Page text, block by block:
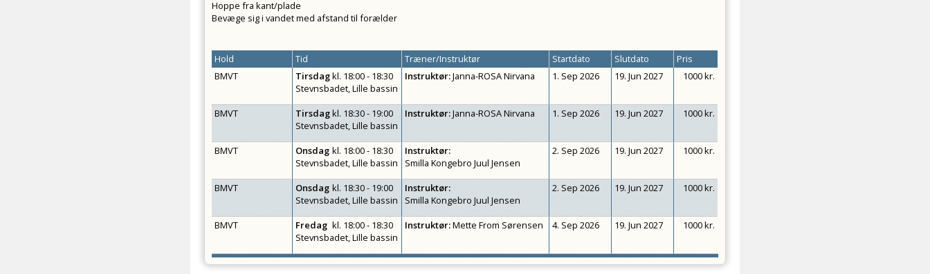
Hoppe fra kant/plade
Bevæge sig i vandet med afstand til forælder
Hold Tid Træner/Instruktør Startdato Slutdato
Pris
BMVT
Tirsdagkl. 18:00 - 18:30
Stevnsbadet, Lille bassin
Instruktør:Janna-ROSA Nirvana 1. Sep 2026 19. Jun 2027 1000 kr.
BMVT Tirsdagkl. 18:30 - 19:00
Stevnsbadet, Lille bassin
Instruktør:Janna-ROSA Nirvana 1. Sep 2026 19. Jun 2027 1000 kr.
BMVT Onsdag kl. 18:00 - 18:30
Stevnsbadet, Lille bassin
Instruktør:
Smilla Kongebro Juul Jensen
2. Sep 2026 19. Jun 2027 1000 kr.
BMVT Onsdag kl. 18:30 - 19:00
Stevnsbadet, Lille bassin
Instruktør:
Smilla Kongebro Juul Jensen
2. Sep 2026 19. Jun 2027 1000 kr.
BMVT Fredag kl. 18:00 - 18:30
Stevnsbadet, Lille bassin
Instruktør:Mette From Sørensen 4. Sep 2026 19. Jun 2027 1000 kr.